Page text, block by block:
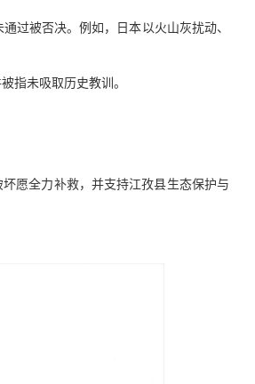
过被否决。例如，日本以火山灰扰动、
指未吸取历史教训。
愿全力补救，并支持江孜县生态保护与